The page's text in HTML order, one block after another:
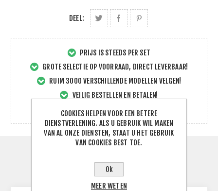
DEEL:
PRIJS IS STEEDS PER SET
GROTE SELECTIE OP VOORRAAD, DIRECT LEVERBAAR!
RUIM 3000 VERSCHILLENDE MODELLEN VELGEN!
VEILIG BESTELLEN EN BETALEN!
SNELLE EN DIRECTE SERVICE!
CONTACTEER ONS
COOKIES HELPEN VOOR EEN BETERE
DIENSTVERLENING. ALS U GEBRUIK WIL MAKEN
VAN AL ONZE DIENSTEN, STAAT U HET GEBRUIK
VAN COOKIES BEST TOE.
Ok
MEER WETEN